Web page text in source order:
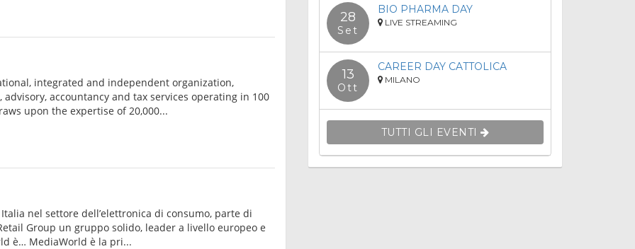
integrated and independent organization,
accountancy and tax services operating in 100
upon the expertise of 20,000...
nel settore dell’elettronica di consumo, parte di
Group un gruppo solido, leader a livello europeo e
è… MediaWorld è la pri...
28
Set
BIO PHARMA DAY
LIVE STREAMING
13
Ott
CAREER DAY CATTOLICA
MILANO
TUTTI GLI EVENTI